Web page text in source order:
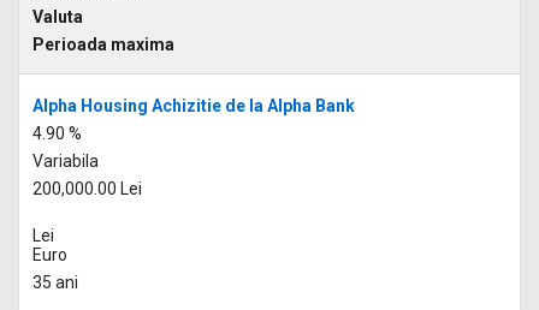
Valuta
Perioada maxima
Alpha Housing Achizitie de la Alpha Bank
4.90 %
Variabila
200,000.00 Lei
Lei
Euro
35 ani